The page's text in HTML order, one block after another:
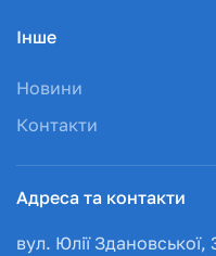
Інше
Новини
Контакти
Адреса та контакти
вул. Юлії